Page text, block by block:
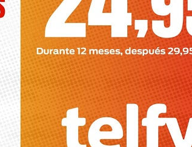
además un
que “se trata de una
de nuestras
existente y
empresa pública
intervenir de
inmediata para
LOTERIAS
Bonoloto
Primitiva
El Gordo
Euromillones